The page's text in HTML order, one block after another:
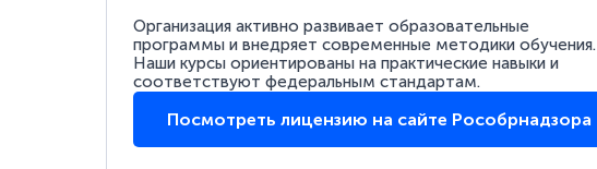
Организация активно развивает образовательные
программы и внедряет современные методики обучения.
Наши курсы ориентированы на практические навыки и
соответствуют федеральным стандартам.
Посмотреть лицензию на сайте Рособрнадзора